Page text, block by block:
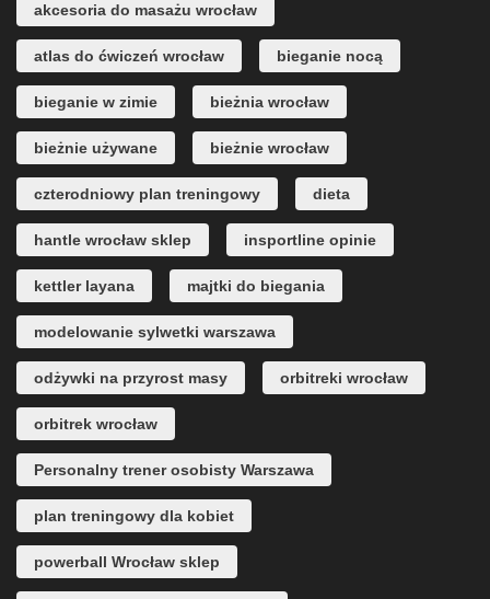
akcesoria do masażu wrocław
atlas do ćwiczeń wrocław bieganie nocą
bieganie w zimie bieżnia wrocław
bieżnie używane bieżnie wrocław
czterodniowy plan treningowy dieta
hantle wrocław sklep insportline opinie
kettler layana majtki do biegania
modelowanie sylwetki warszawa
odżywki na przyrost masy orbitreki wrocław
orbitrek wrocław
Personalny trener osobisty Warszawa
plan treningowy dla kobiet
powerball Wrocław sklep